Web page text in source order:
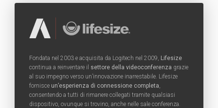
Fondata nel 2003 e acquisita da Logitech nel 2009, Lifesize
continua a reinventare il settore della videoconferenza grazie
al suo impegno verso un’innovazione inarrestabile. Lifesize
fornisce un’esperienza di connessione completa,
consentendo a tutti di rimanere collegati tramite qualsiasi
dispositivo, ovunque si trovino, anche nelle sale conferenza.